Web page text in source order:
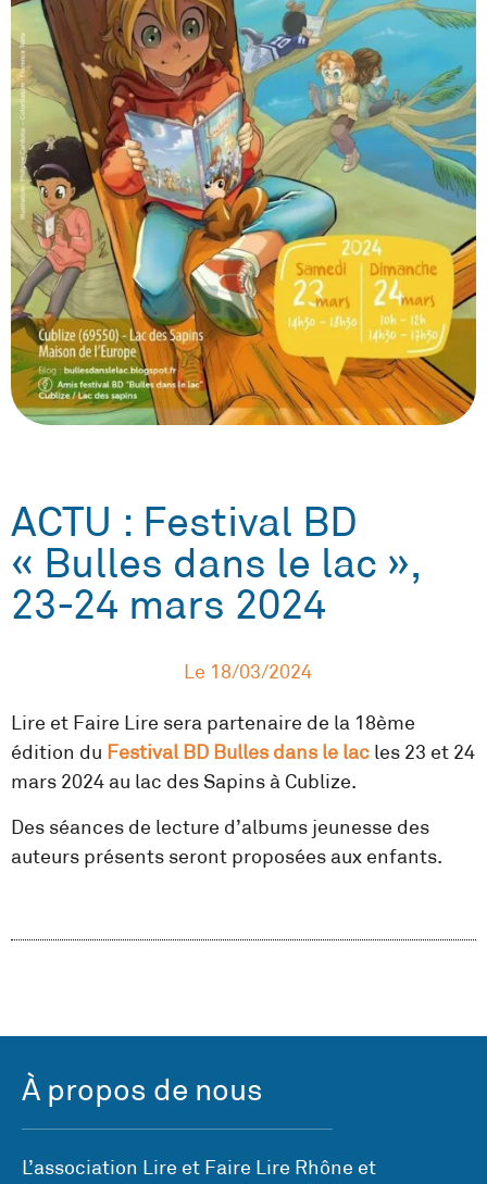
ACTU : Festival BD
« Bulles dans le lac »,
23-24 mars 2024
Le 18/03/2024
Lire et Faire Lire sera partenaire de la 18ème
édition du Festival BD Bulles dans le lac les 23 et 24
mars 2024 au lac des Sapins à Cublize.
Des séances de lecture d’albums jeunesse des
auteurs présents seront proposées aux enfants.
À propos de nous
L’association Lire et Faire Lire Rhône et